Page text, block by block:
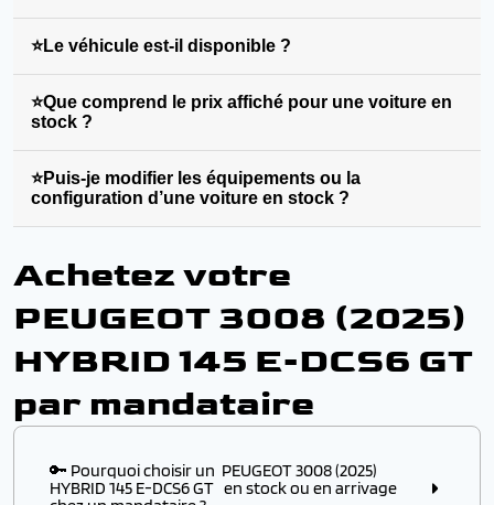
⭐Le véhicule est-il disponible ?
⭐Que comprend le prix affiché pour une voiture en
stock ?
⭐Puis-je modifier les équipements ou la
configuration d’une voiture en stock ?
Achetez votre
PEUGEOT 3008 (2025)
HYBRID 145 E-DCS6 GT
par mandataire
🔑 Pourquoi choisir un PEUGEOT 3008 (2025)
HYBRID 145 E-DCS6 GT en stock ou en arrivage